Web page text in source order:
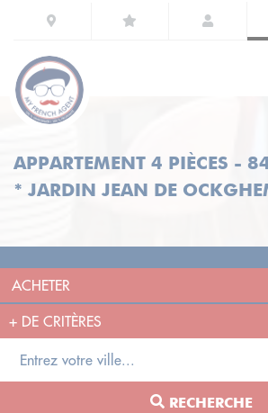
APPARTEMENT 4 PIÈCES -
* JARDIN JEAN DE
+ DE CRITÈRES
RECHERCHE